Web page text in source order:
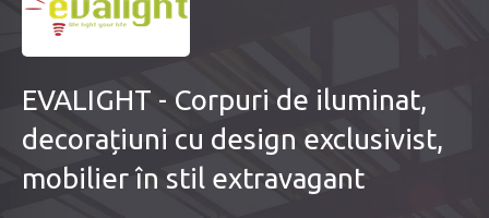
EVALIGHT - Corpuri de iluminat,
decorațiuni cu design exclusivist,
mobilier în stil extravagant